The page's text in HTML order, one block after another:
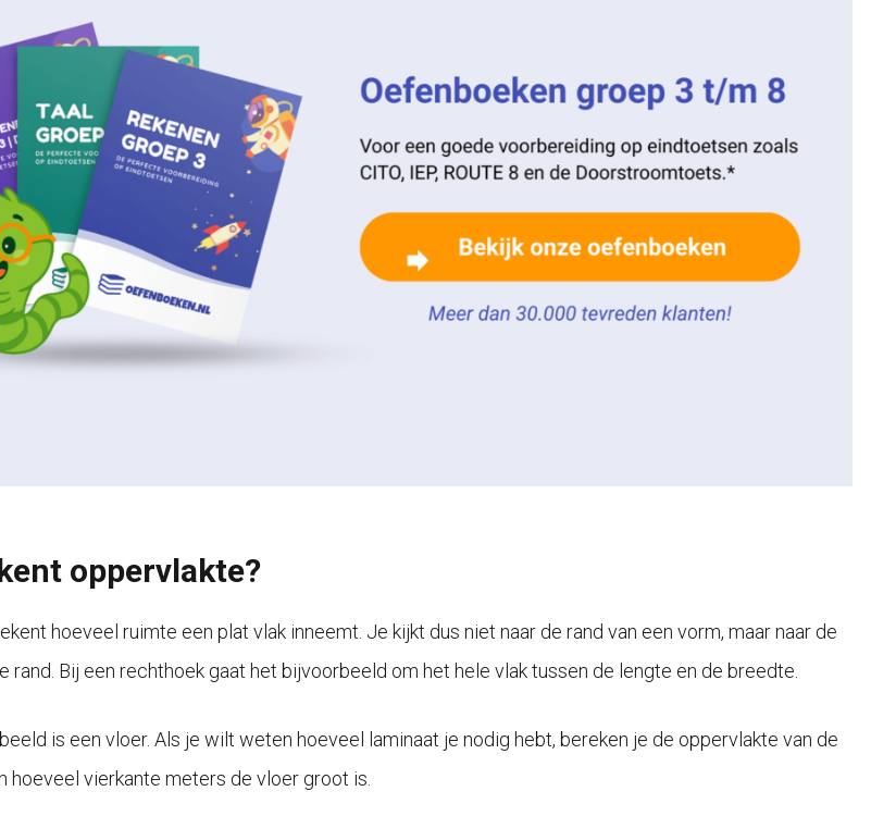
oppervlakte?
hoeveel ruimte een plat vlak inneemt. Je kijkt dus niet naar de rand van een vorm, maar naar de
rand. Bij een rechthoek gaat het bijvoorbeeld om het hele vlak tussen de lengte en de breedte.
is een vloer. Als je wilt weten hoeveel laminaat je nodig hebt, bereken je de oppervlakte van de
hoeveel vierkante meters de vloer groot is.